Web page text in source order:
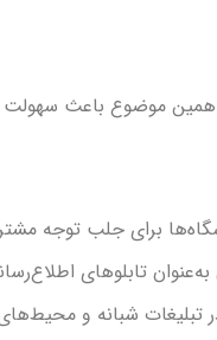
موضوع باعث سهولت
برای جلب توجه
تابلوهای
تبلیغات شبانه و